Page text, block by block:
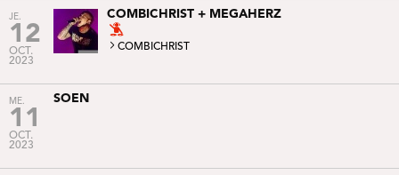
JE.
12
OCT.
2023
COMBICHRIST + MEGAHERZ
COMBICHRIST
ME.
11
OCT.
2023
SOEN